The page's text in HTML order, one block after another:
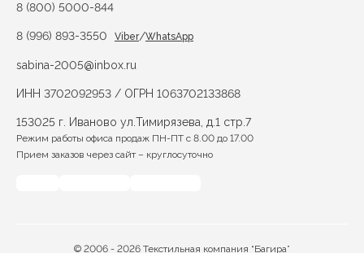
8 (800) 5000-844
8 (996) 893-3550 Viber/WhatsApp
sabina-2005@inbox.ru
ИНН 3702092953 / ОГРН 1063702133868
153025 г. Иваново ул.Тимирязева, д.1 стр.7
Режим работы офиса продаж ПН-ПТ с 8.00 до 17.00
Прием заказов через сайт – круглосуточно
© 2006 - 2026 Текстильная компания “Багира”